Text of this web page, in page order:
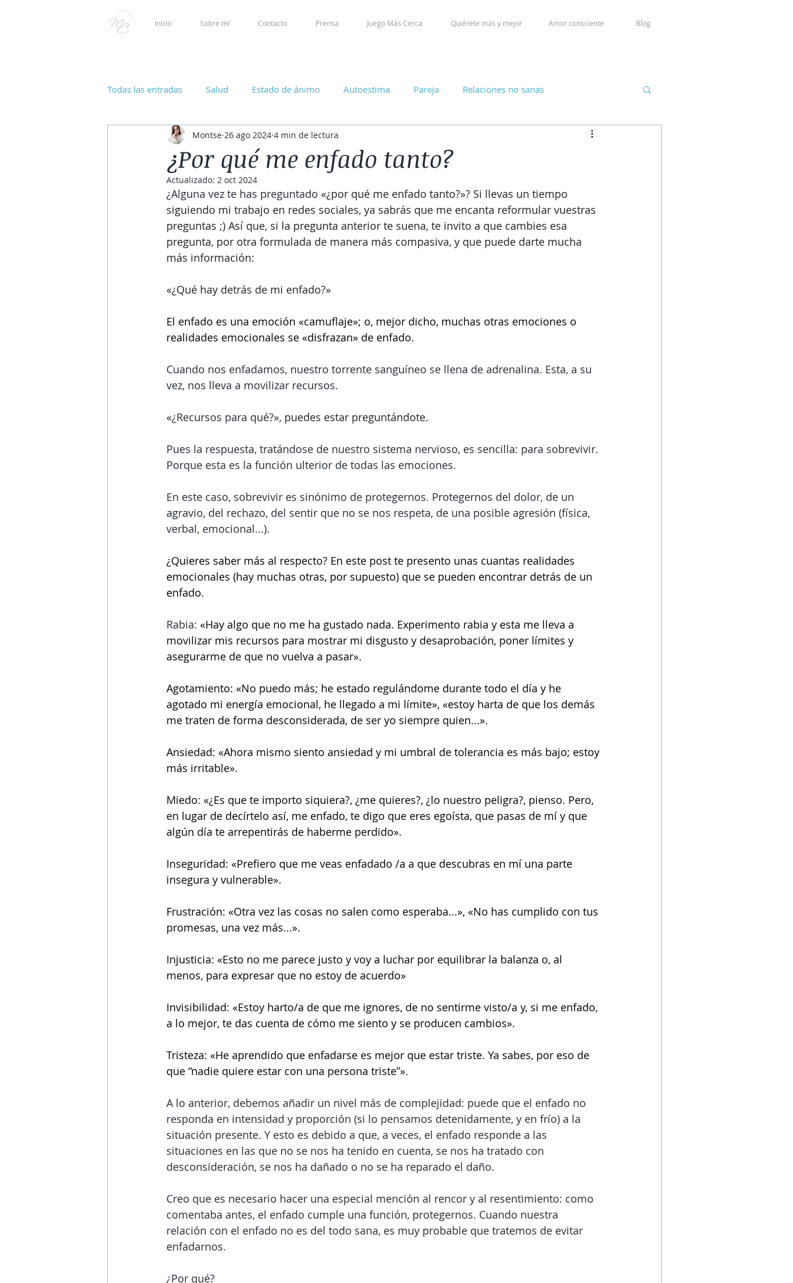
Inicio Sobre mí Contacto Prensa Juego Más Cerca Quiérete más y mejor Amor consciente Blog
Todas las entradas Salud Estado de ánimo Autoestima Pareja Relaciones no sanas
¿Por qué me enfado tanto?
Montse 26 ago 2024 4 min de lectura
Actualizado: 2 oct 2024
¿Alguna vez te has preguntado «¿por qué me enfado tanto?»? Si llevas un tiempo
siguiendo mi trabajo en redes sociales, ya sabrás que me encanta reformular vuestras
preguntas ;) Así que, si la pregunta anterior te suena, te invito a que cambies esa
pregunta, por otra formulada de manera más compasiva, y que puede darte mucha
más información:
«¿Qué hay detrás de mi enfado?»
El enfado es una emoción «camuflaje»; o, mejor dicho, muchas otras emociones o
realidades emocionales se «disfrazan» de enfado.
Cuando nos enfadamos, nuestro torrente sanguíneo se llena de adrenalina. Esta, a su
vez, nos lleva a movilizar recursos.
«¿Recursos para qué?», puedes estar preguntándote.
Pues la respuesta, tratándose de nuestro sistema nervioso, es sencilla: para sobrevivir.
Porque esta es la función ulterior de todas las emociones.
En este caso, sobrevivir es sinónimo de protegernos. Protegernos del dolor, de un
agravio, del rechazo, del sentir que no se nos respeta, de una posible agresión (física,
verbal, emocional...).
¿Quieres saber más al respecto? En este post te presento unas cuantas realidades
emocionales (hay muchas otras, por supuesto) que se pueden encontrar detrás de un
enfado.
Rabia: «Hay algo que no me ha gustado nada. Experimento rabia y esta me lleva a
movilizar mis recursos para mostrar mi disgusto y desaprobación, poner límites y
asegurarme de que no vuelva a pasar».
Agotamiento: «No puedo más; he estado regulándome durante todo el día y he
agotado mi energía emocional, he llegado a mi límite», «estoy harta de que los demás
me traten de forma desconsiderada, de ser yo siempre quien...».
Ansiedad: «Ahora mismo siento ansiedad y mi umbral de tolerancia es más bajo; estoy
más irritable».
Miedo: «¿Es que te importo siquiera?, ¿me quieres?, ¿lo nuestro peligra?, pienso. Pero,
en lugar de decírtelo así, me enfado, te digo que eres egoísta, que pasas de mí y que
algún día te arrepentirás de haberme perdido».
Inseguridad: «Prefiero que me veas enfadado /a a que descubras en mí una parte
insegura y vulnerable».
Frustración: «Otra vez las cosas no salen como esperaba...», «No has cumplido con tus
promesas, una vez más...».
Injusticia: «Esto no me parece justo y voy a luchar por equilibrar la balanza o, al
menos, para expresar que no estoy de acuerdo»
Invisibilidad: «Estoy harto/a de que me ignores, de no sentirme visto/a y, si me enfado,
a lo mejor, te das cuenta de cómo me siento y se producen cambios».
Tristeza: «He aprendido que enfadarse es mejor que estar triste. Ya sabes, por eso de
que “nadie quiere estar con una persona triste”».
A lo anterior, debemos añadir un nivel más de complejidad: puede que el enfado no
responda en intensidad y proporción (si lo pensamos detenidamente, y en frío) a la
situación presente. Y esto es debido a que, a veces, el enfado responde a las
situaciones en las que no se nos ha tenido en cuenta, se nos ha tratado con
desconsideración, se nos ha dañado o no se ha reparado el daño.
Creo que es necesario hacer una especial mención al rencor y al resentimiento: como
comentaba antes, el enfado cumple una función, protegernos. Cuando nuestra
relación con el enfado no es del todo sana, es muy probable que tratemos de evitar
enfadarnos.
¿Por qué?